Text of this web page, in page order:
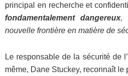
principal en recherche et
fondamentalement dangereux,
nouvelle frontière en matière de
Le responsable de la sécurité de
même, Dane Stuckey, reconnaît le